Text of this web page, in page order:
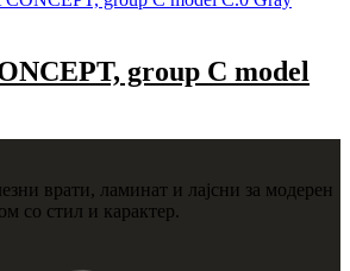
group C model
врати, ламинат и лајсни за модерен
со стил и карактер.